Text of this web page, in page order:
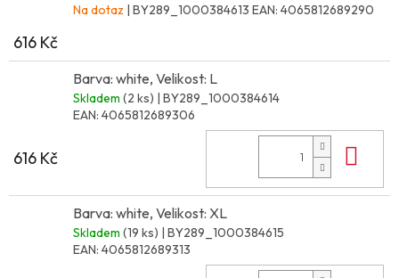
Na dotaz | BY289_1000384613 EAN: 4065812689290
616 Kč
Barva: white, Velikost: L
Skladem (2 ks) | BY289_1000384614
EAN: 4065812689306
616 Kč
Barva: white, Velikost: XL
Skladem (19 ks) | BY289_1000384615
EAN: 4065812689313